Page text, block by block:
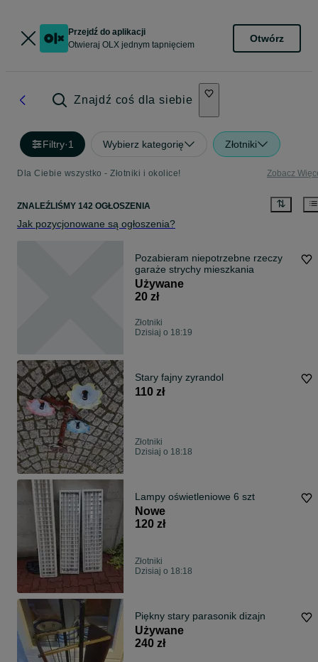
Przejdź do aplikacji
Otwieraj OLX jednym tapnięciem
Otwórz
Znajdź coś dla siebie
Filtry·1 Wybierz kategorię Złotniki
Dla Ciebie wszystko - Złotniki i okolice! Zobacz
ZNALEŹLIŚMY 142 OGŁOSZENIA
Jak pozycjonowane są ogłoszenia?
Pozabieram niepotrzebne rzeczy
garaże strychy mieszkania
Używane
20 zł
Złotniki
Dzisiaj o 18:19
Stary fajny zyrandol
110 zł
Złotniki
Dzisiaj o 18:18
Lampy oświetleniowe 6 szt
Nowe
120 zł
Złotniki
Dzisiaj o 18:18
Piękny stary parasonik dizajn
Używane
240 zł